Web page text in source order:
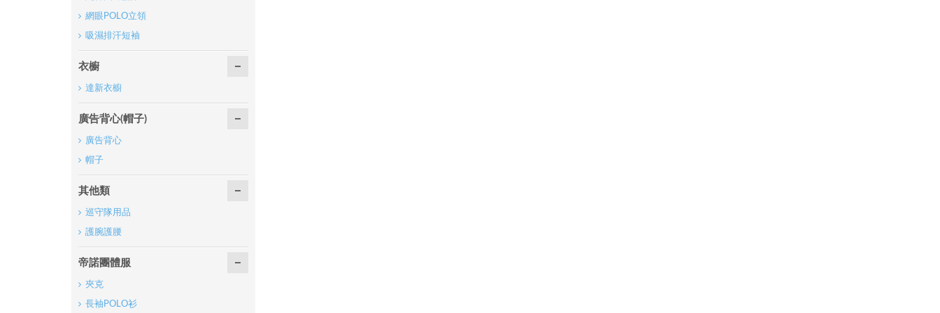
網眼POLO立領
吸濕排汗短袖
衣櫥
達新衣櫥
廣告背心(帽子)
廣告背心
帽子
其他類
巡守隊用品
護腕護腰
帝諾團體服
夾克
長袖POLO衫